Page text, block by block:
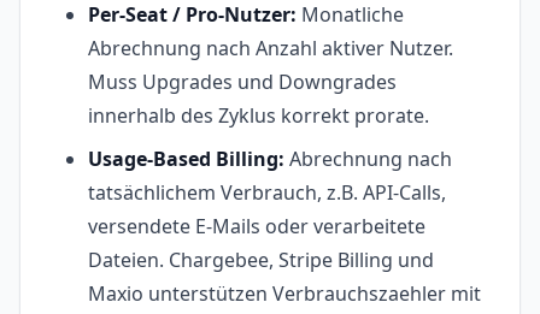
Per-Seat / Pro-Nutzer: Monatliche
Abrechnung nach Anzahl aktiver Nutzer.
Muss Upgrades und Downgrades
innerhalb des Zyklus korrekt prorate.
Usage-Based Billing: Abrechnung nach
tatsächlichem Verbrauch, z.B. API-Calls,
versendete E-Mails oder verarbeitete
Dateien. Chargebee, Stripe Billing und
Maxio unterstützen Verbrauchszaehler mit